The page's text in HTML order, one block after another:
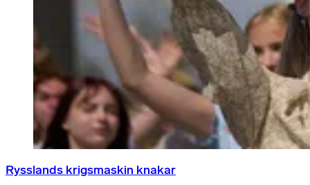
Rysslands krigsmaskin knakar